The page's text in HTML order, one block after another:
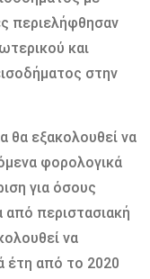
περιελήφθησαν
και
στην
θα εξακολουθεί να
φορολογικά
για όσους
περιστασιακή
να
έτη από το 2020